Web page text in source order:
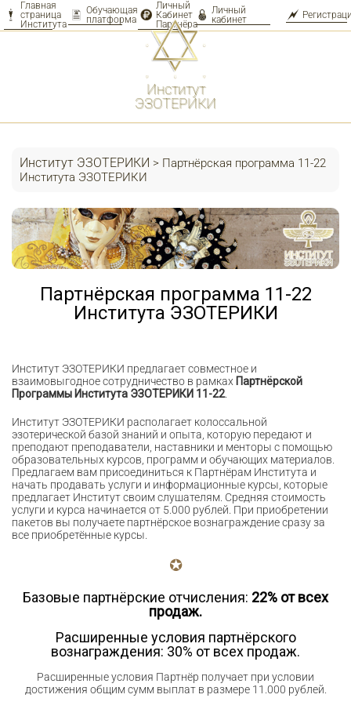
Главная
страница
Института
Обучающая
платформа
Личный
Кабинет
Партнёра
Личный
кабинет
Институт
ЭЗОТЕРИКИ
Институт ЭЗОТЕРИКИ > Партнёрская программа 11-22
Института ЭЗОТЕРИКИ
Партнёрская программа 11-22
Института ЭЗОТЕРИКИ
Институт ЭЗОТЕРИКИ предлагает совместное и
взаимовыгодное сотрудничество в рамках Партнёрской
Программы Института ЭЗОТЕРИКИ 11-22.
Институт ЭЗОТЕРИКИ располагает колоссальной
эзотерической базой знаний и опыта, которую передают и
преподают преподаватели, наставники и менторы с помощью
образовательных курсов, программ и обучающих материалов.
Предлагаем вам присоединиться к Партнёрам Института и
начать продавать услуги и информационные курсы, которые
предлагает Институт своим слушателям. Средняя стоимость
услуги и курса начинается от 5.000 рублей. При приобретении
пакетов вы получаете партнёрское вознаграждение сразу за
все приобретённые курсы.
Базовые партнёрские отчисления: 22% от всех
продаж.
Расширенные условия партнёрского
вознаграждения: 30% от всех продаж.
Расширенные условия Партнёр получает при условии
достижения общим сумм выплат в размере 11.000 рублей.